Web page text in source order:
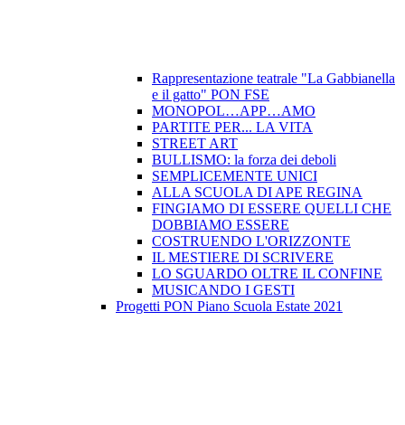
Rappresentazione teatrale "La Gabbianella
e il gatto" PON FSE
MONOPOL…APP…AMO
PARTITE PER... LA VITA
STREET ART
BULLISMO: la forza dei deboli
SEMPLICEMENTE UNICI
ALLA SCUOLA DI APE REGINA
FINGIAMO DI ESSERE QUELLI CHE
DOBBIAMO ESSERE
COSTRUENDO L'ORIZZONTE
IL MESTIERE DI SCRIVERE
LO SGUARDO OLTRE IL CONFINE
MUSICANDO I GESTI
Progetti PON Piano Scuola Estate 2021